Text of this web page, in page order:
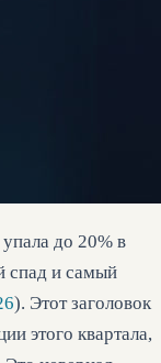
до 20% в
спад и самый
). Этот заголовок
этого квартала,